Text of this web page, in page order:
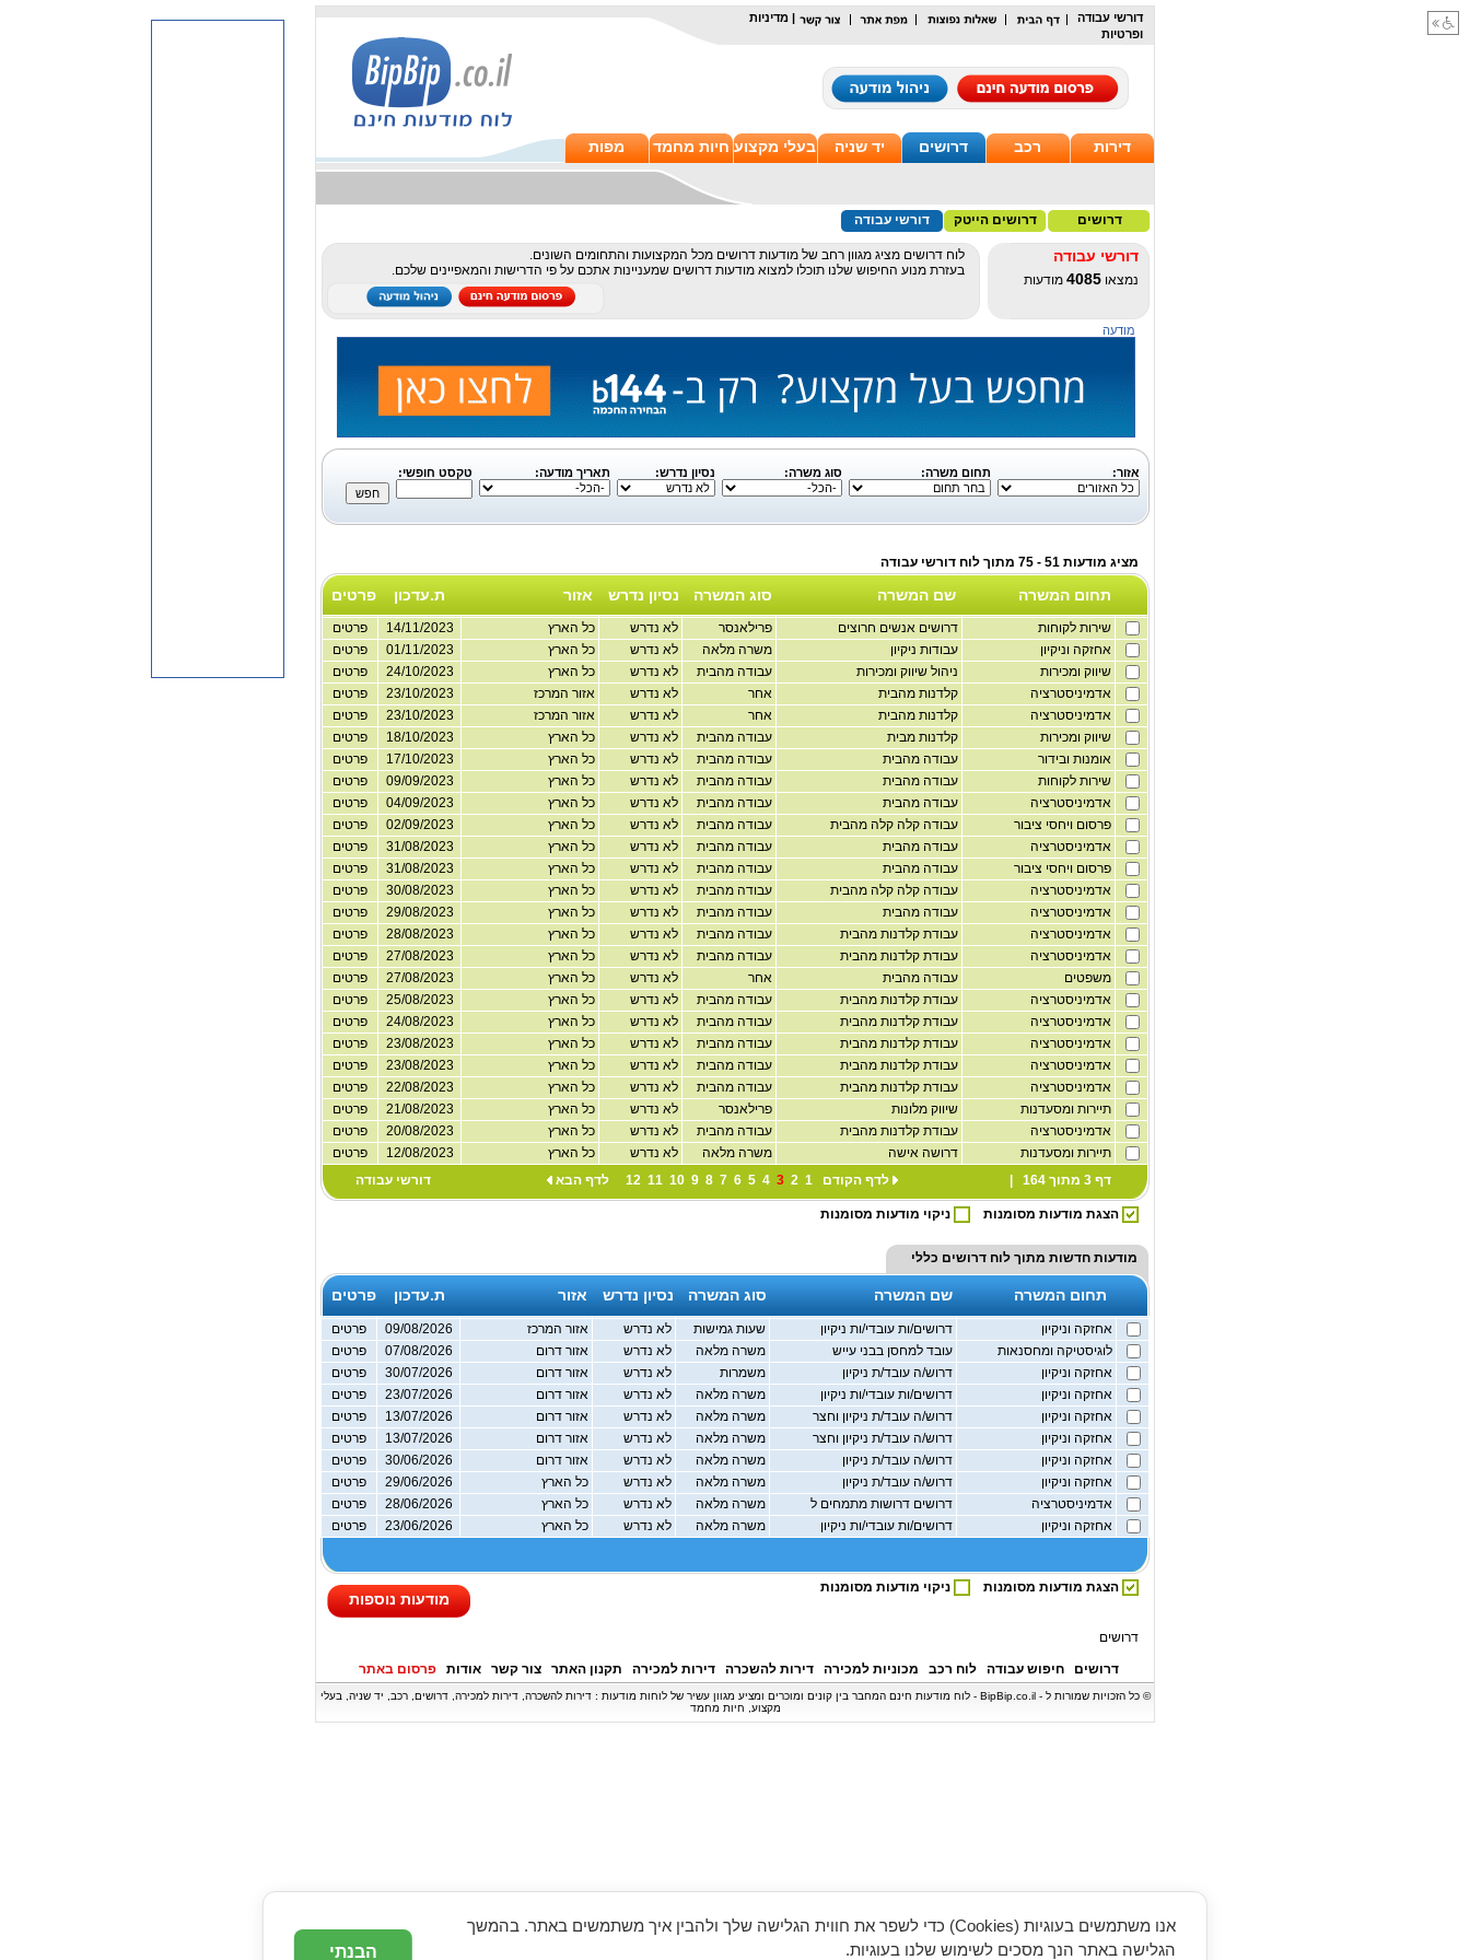
דורשי עבודה
מדיניות
ופרטיות
דירות רכב דרושים יד שניה בעלי מקצוע חיות מחמד מפות
דרושים דרושים הייטק דורשי עבודה
דורשי עבודה
נמצאו 4085 מודעות
לוח דרושים מציג מגוון רחב של מודעות דרושים מכל המקצועות והתחומים השונים.
בעזרת מנוע החיפוש שלנו תוכלו למצוא מודעות דרושים שמעניינות אתכם על פי הדרישות והמאפיינים שלכם.
מודעה
אזור: תחום משרה: סוג משרה: נסיון נדרש: תאריך מודעה: טקסט חופשי:
מציג מודעות 51 - 75 מתוך לוח דורשי עבודה
תחום המשרה שם המשרה סוג המשרה נסיון נדרש אזור ת.עדכון פרטים
שירות לקוחות דרושים אנשים חרוצים פרילאנסר לא נדרש כל הארץ 14/11/2023
פרטים
אחזקה וניקיון
עבודות ניקיון משרה מלאה לא נדרש כל הארץ 01/11/2023
פרטים
שיווק ומכירות
ניהול שיווק ומכירות עבודה מהבית לא נדרש כל הארץ 24/10/2023
פרטים
אדמיניסטרציה
קלדנות מהבית אחר לא נדרש אזור המרכז 23/10/2023
פרטים
אדמיניסטרציה
קלדנות מהבית אחר לא נדרש אזור המרכז 23/10/2023
פרטים
שיווק ומכירות
קלדנות מבית עבודה מהבית לא נדרש כל הארץ 18/10/2023
פרטים
אומנות ובידור
עבודה מהבית עבודה מהבית לא נדרש כל הארץ 17/10/2023
פרטים
שירות לקוחות
עבודה מהבית עבודה מהבית לא נדרש כל הארץ 09/09/2023
פרטים
אדמיניסטרציה
עבודה מהבית עבודה מהבית לא נדרש כל הארץ 04/09/2023
פרטים
פרסום ויחסי ציבור
עבודה קלה קלה מהבית עבודה מהבית לא נדרש כל הארץ 02/09/2023
פרטים
אדמיניסטרציה
עבודה מהבית עבודה מהבית לא נדרש כל הארץ 31/08/2023
פרטים
פרסום ויחסי ציבור
עבודה מהבית עבודה מהבית לא נדרש כל הארץ 31/08/2023
פרטים
אדמיניסטרציה
עבודה קלה קלה מהבית עבודה מהבית לא נדרש כל הארץ 30/08/2023
פרטים
אדמיניסטרציה
עבודה מהבית עבודה מהבית לא נדרש כל הארץ 29/08/2023
פרטים
אדמיניסטרציה
עבודת קלדנות מהבית עבודה מהבית לא נדרש כל הארץ 28/08/2023
פרטים
אדמיניסטרציה
עבודת קלדנות מהבית עבודה מהבית לא נדרש כל הארץ 27/08/2023
פרטים
משפטים
עבודה מהבית אחר לא נדרש כל הארץ 27/08/2023
פרטים
אדמיניסטרציה
עבודת קלדנות מהבית עבודה מהבית לא נדרש כל הארץ 25/08/2023
פרטים
אדמיניסטרציה
עבודת קלדנות מהבית עבודה מהבית לא נדרש כל הארץ 24/08/2023
פרטים
אדמיניסטרציה
עבודת קלדנות מהבית עבודה מהבית לא נדרש כל הארץ 23/08/2023
פרטים
אדמיניסטרציה
עבודת קלדנות מהבית עבודה מהבית לא נדרש כל הארץ 23/08/2023
פרטים
אדמיניסטרציה
עבודת קלדנות מהבית עבודה מהבית לא נדרש כל הארץ 22/08/2023
פרטים
תיירות ומסעדנות
שיווק מלונות פרילאנסר לא נדרש כל הארץ 21/08/2023
פרטים
אדמיניסטרציה
עבודת קלדנות מהבית עבודה מהבית לא נדרש כל הארץ 20/08/2023
פרטים
תיירות ומסעדנות
דרושה אישה משרה מלאה לא נדרש כל הארץ 12/08/2023
פרטים
דף 3 מתוך 164 |
לדף הקודם 1
2
3
4
5
6
7
8
9
10
11
12 לדף הבא דורשי עבודה
הצגת מודעות מסומנות ניקוי מודעות מסומנות
מודעות חדשות מתוך לוח דרושים כללי
תחום המשרה שם המשרה סוג המשרה נסיון נדרש אזור ת.עדכון פרטים
אחזקה וניקיון דרושים/ות עובדי/ות ניקיון שעות גמישות לא נדרש אזור המרכז 09/08/2026
פרטים
לוגיסטיקה ומחסנאות
עובד למחסן בבני עייש משרה מלאה לא נדרש אזור דרום 07/08/2026
פרטים
אחזקה וניקיון
דרוש/ה עובד/ת ניקיון משמרות לא נדרש אזור דרום 30/07/2026
פרטים
אחזקה וניקיון
דרושים/ות עובדי/ות ניקיון משרה מלאה לא נדרש אזור דרום 23/07/2026
פרטים
אחזקה וניקיון
דרוש/ה עובד/ת ניקיון וחצר משרה מלאה לא נדרש אזור דרום 13/07/2026
פרטים
אחזקה וניקיון
דרוש/ה עובד/ת ניקיון וחצר משרה מלאה לא נדרש אזור דרום 13/07/2026
פרטים
אחזקה וניקיון
דרוש/ה עובד/ת ניקיון משרה מלאה לא נדרש אזור דרום 30/06/2026
פרטים
אחזקה וניקיון
דרוש/ה עובד/ת ניקיון משרה מלאה לא נדרש כל הארץ 29/06/2026
פרטים
אדמיניסטרציה
דרושים דרושות מתמחים ל משרה מלאה לא נדרש כל הארץ 28/06/2026
פרטים
אחזקה וניקיון
דרושים/ות עובדי/ות ניקיון משרה מלאה לא נדרש כל הארץ 23/06/2026 פרטים
הצגת מודעות מסומנות ניקוי מודעות מסומנות
מודעות נוספות
דרושים
דרושים חיפוש עבודה לוח רכב מכוניות למכירה דירות להשכרה דירות למכירה תקנון האתר צור קשר אודות פרסום באתר
© כל הזכויות שמורות ל - BipBip.co.il - לוח מודעות חינם המחבר בין קונים ומוכרים ומציע מגוון עשיר של לוחות מודעות : דירות להשכרה, דירות למכירה, דרושים, רכב, יד שניה, בעלי
מקצוע, חיות מחמד
אנו משתמשים בעוגיות (Cookies) כדי לשפר את חווית הגלישה שלך ולהבין איך משתמשים באתר. בהמשך
הגלישה באתר הנך מסכים לשימוש שלנו בעוגיות.
הבנתי